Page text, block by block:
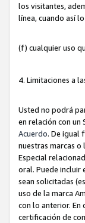
los visitantes,
línea, cuando así
(f) cualquier uso
4. Limitaciones a
Usted no podrá
en relación con un
Acuerdo. De igual
nuestras marcas
Especial
oral. Puede incluir
sean solicitadas
uso de la marca
con lo anterior.
certificación de